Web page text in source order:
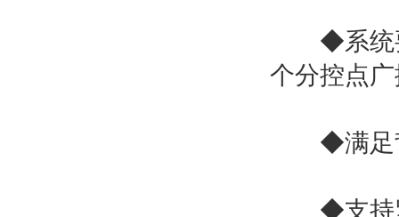
◆系统要
个分控点
◆满足背
◆支持紧